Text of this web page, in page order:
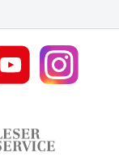
Lorenz
Leserservice
Lorenz